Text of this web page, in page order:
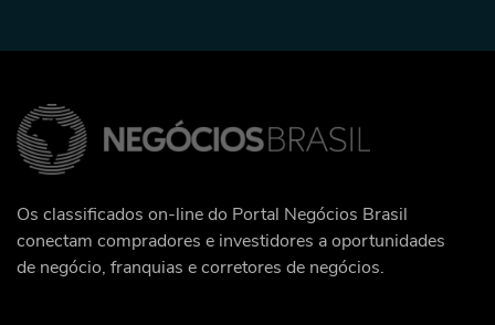
Os classificados on-line do Portal Negócios Brasil
conectam compradores e investidores a oportunidades
de negócio, franquias e corretores de negócios.